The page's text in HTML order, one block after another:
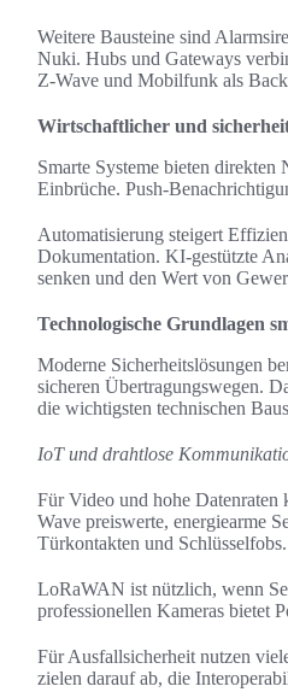
Weitere Bausteine sind
Nuki. Hubs und Gateways
Z-Wave und Mobilfunk als
Wirtschaftlicher und
Smarte Systeme bieten
Einbrüche. Push-
Automatisierung steigert
Dokumentation. KI-gestützte
senken und den Wert von
Technologische Grundlagen
Moderne Sicherheitslösungen
sicheren Übertragungswegen.
die wichtigsten technischen
IoT und drahtlose
Für Video und hohe
Wave preiswerte, energiearme
Türkontakten und Schlüsselfobs.
LoRaWAN ist nützlich, wenn
professionellen Kameras bietet
Für Ausfallsicherheit nutzen
zielen darauf ab, die